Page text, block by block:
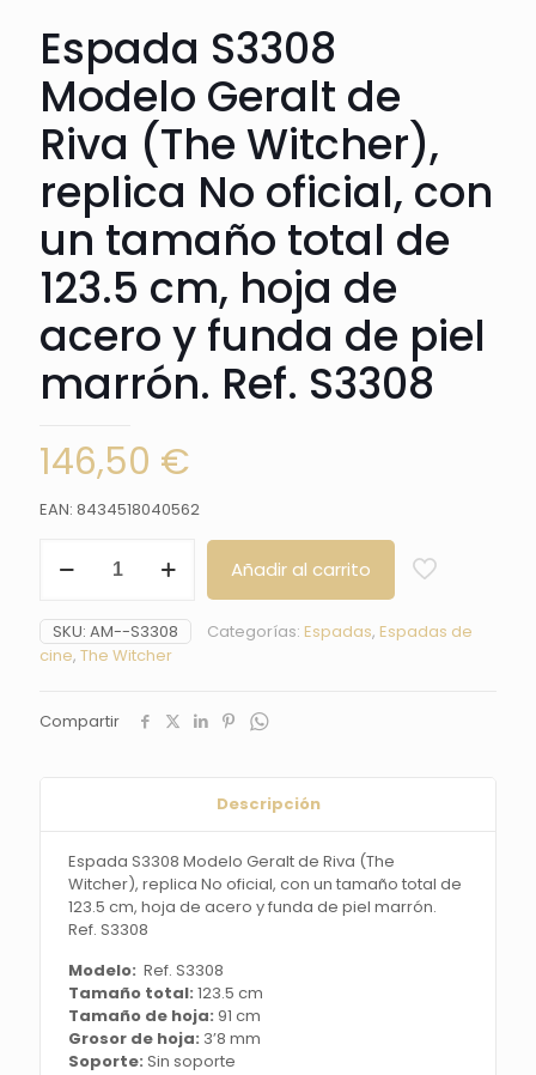
Espada S3308
Modelo Geralt de
Riva (The Witcher),
replica No oficial, con
un tamaño total de
123.5 cm, hoja de
acero y funda de piel
marrón. Ref. S3308
146,50 €
EAN: 8434518040562
S3308
Geralt
de
Riva
replica
total
123.5
acero
funda
Añadir al carrito
SKU: AM--S3308 Categorías: Espadas, Espadas de
cine, The Witcher
Compartir
Descripción
Espada S3308 Modelo Geralt de Riva (The
Witcher), replica No oficial, con un tamaño total de
123.5 cm, hoja de acero y funda de piel marrón.
Ref. S3308
Modelo: Ref. S3308
Tamaño total:123.5 cm
Tamaño de hoja: 91 cm
Grosor de hoja: 3’8 mm
Soporte:Sin soporte